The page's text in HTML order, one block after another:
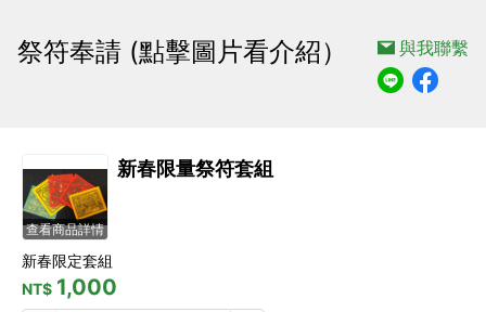
祭符奉請 (點擊圖片看介紹） 與我聯繫
查看商品詳情
新春限量祭符套組
新春限定套組
NT$ 1,000